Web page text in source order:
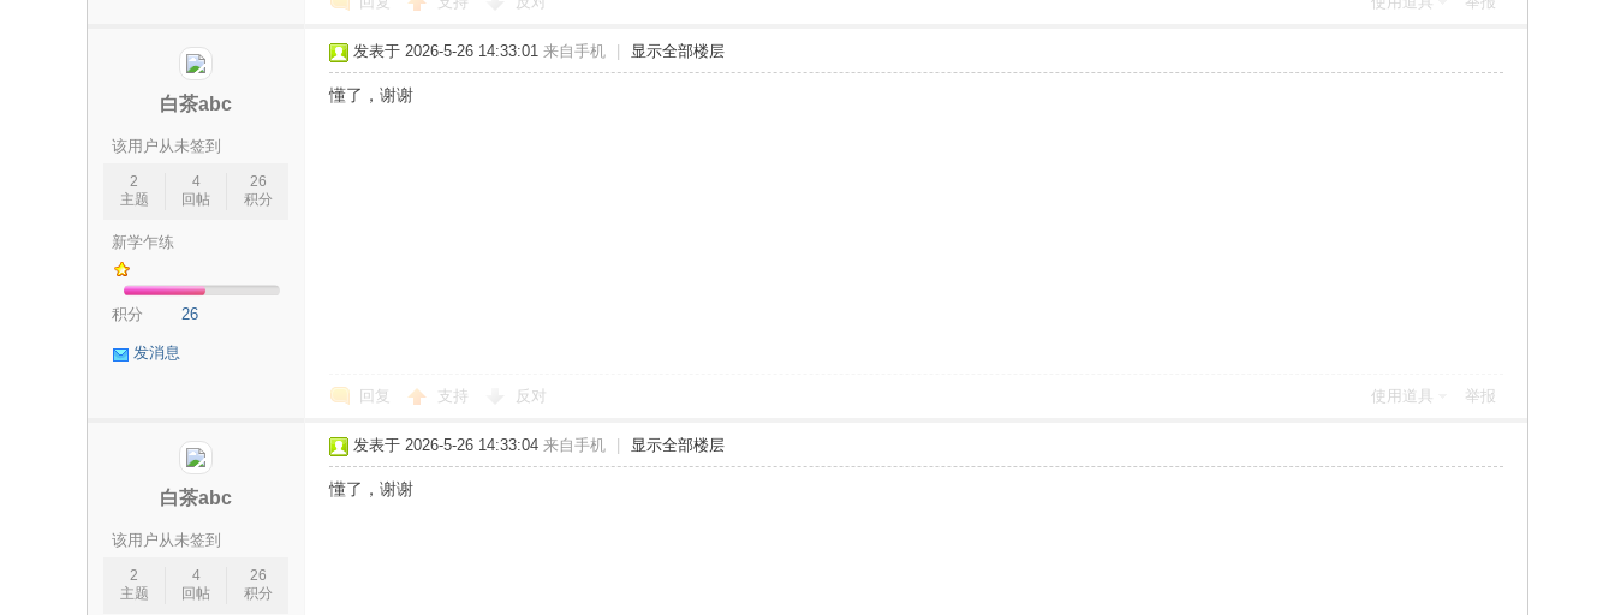
白茶abc
该用户从未签到
2
主题
4
回帖
26
积分
新学乍练
积分 26
发消息
发表于 2026-5-26 14:33:01 来自手机 显示全部楼层
懂了，谢谢
回复 支持 反对 使用道具 举报
白茶abc
该用户从未签到
2
主题
4
回帖
26
积分
发表于 2026-5-26 14:33:04 来自手机 显示全部楼层
懂了，谢谢